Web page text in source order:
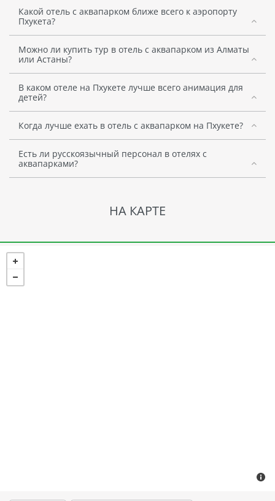
Какой отель с аквапарком ближе всего к аэропорту
Пхукета?
Можно ли купить тур в отель с аквапарком из Алматы
или Астаны?
В каком отеле на Пхукете лучше всего анимация для
детей?
Когда лучше ехать в отель с аквапарком на Пхукете?
Есть ли русскоязычный персонал в отелях с
аквапарками?
НА КАРТЕ